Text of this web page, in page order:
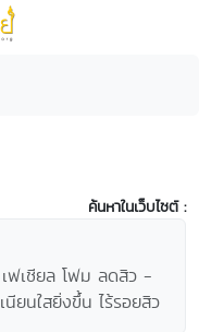
ค้นหาในเว็บไซต์ :
ฟเชียล โฟม ลดสิว -
ยนใสยิ่งขึ้น ไร้รอยสิว